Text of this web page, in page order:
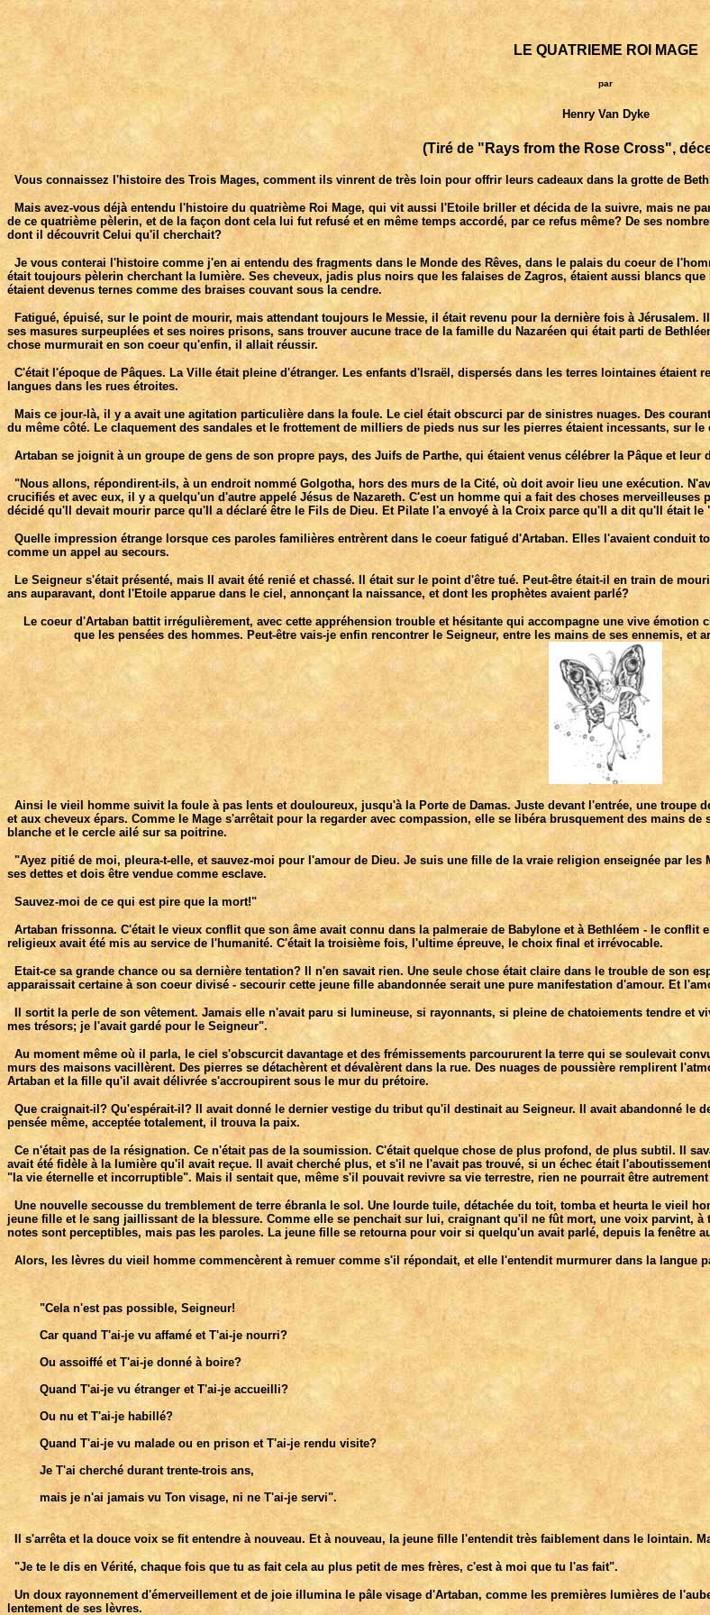
LE QUATRIEME ROI MAGE
par
Henry Van Dyke
(Tiré de "Rays from the Rose Cross",
Vous connaissez l'histoire des Trois Mages, comment ils vinrent de très loin pour offrir leurs cadeaux dans la grotte de
Mais avez-vous déjà entendu l'histoire du quatrième Roi Mage, qui vit aussi l'Etoile briller et décida de la suivre, mais ne
de ce quatrième pèlerin, et de la façon dont cela lui fut refusé et en même temps accordé, par ce refus même? De ses
dont il découvrit Celui qu'il cherchait?
Je vous conterai l'histoire comme j'en ai entendu des fragments dans le Monde des Rêves, dans le palais du coeur de
était toujours pèlerin cherchant la lumière. Ses cheveux, jadis plus noirs que les falaises de Zagros, étaient aussi blancs
étaient devenus ternes comme des braises couvant sous la cendre.
Fatigué, épuisé, sur le point de mourir, mais attendant toujours le Messie, il était revenu pour la dernière fois à
ses masures surpeuplées et ses noires prisons, sans trouver aucune trace de la famille du Nazaréen qui était parti de
chose murmurait en son coeur qu'enfin, il allait réussir.
C'était l'époque de Pâques. La Ville était pleine d'étranger. Les enfants d'Israël, dispersés dans les terres lointaines
langues dans les rues étroites.
Mais ce jour-là, il y a avait une agitation particulière dans la foule. Le ciel était obscurci par de sinistres nuages. Des
du même côté. Le claquement des sandales et le frottement de milliers de pieds nus sur les pierres étaient incessants, sur le
Artaban se joignit à un groupe de gens de son propre pays, des Juifs de Parthe, qui étaient venus célébrer la Pâque et
"Nous allons, répondirent-ils, à un endroit nommé Golgotha, hors des murs de la Cité, où doit avoir lieu une exécution.
crucifiés et avec eux, il y a quelqu'un d'autre appelé Jésus de Nazareth. C'est un homme qui a fait des choses
décidé qu'Il devait mourir parce qu'Il a déclaré être le Fils de Dieu. Et Pilate l'a envoyé à la Croix parce qu'Il a dit qu'Il était le
Quelle impression étrange lorsque ces paroles familières entrèrent dans le coeur fatigué d'Artaban. Elles l'avaient conduit
comme un appel au secours.
Le Seigneur s'était présenté, mais Il avait été renié et chassé. Il était sur le point d'être tué. Peut-être était-il en train de
ans auparavant, dont l'Etoile apparue dans le ciel, annonçant la naissance, et dont les prophètes avaient parlé?
Le coeur d'Artaban battit irrégulièrement, avec cette appréhension trouble et hésitante qui accompagne une vive
que les pensées des hommes. Peut-être vais-je enfin rencontrer le Seigneur, entre les mains de ses ennemis,
Ainsi le vieil homme suivit la foule à pas lents et douloureux, jusqu'à la Porte de Damas. Juste devant l'entrée, une troupe
et aux cheveux épars. Comme le Mage s'arrêtait pour la regarder avec compassion, elle se libéra brusquement des mains
blanche et le cercle ailé sur sa poitrine.
"Ayez pitié de moi, pleura-t-elle, et sauvez-moi pour l'amour de Dieu. Je suis une fille de la vraie religion enseignée par
ses dettes et dois être vendue comme esclave.
Sauvez-moi de ce qui est pire que la mort!"
Artaban frissonna. C'était le vieux conflit que son âme avait connu dans la palmeraie de Babylone et à Bethléem - le
religieux avait été mis au service de l'humanité. C'était la troisième fois, l'ultime épreuve, le choix final et irrévocable.
Etait-ce sa grande chance ou sa dernière tentation? Il n'en savait rien. Une seule chose était claire dans le trouble de son
apparaissait certaine à son coeur divisé - secourir cette jeune fille abandonnée serait une pure manifestation d'amour. Et
Il sortit la perle de son vêtement. Jamais elle n'avait paru si lumineuse, si rayonnants, si pleine de chatoiements tendre et
mes trésors; je l'avait gardé pour le Seigneur".
Au moment même où il parla, le ciel s'obscurcit davantage et des frémissements parcoururent la terre qui se soulevait
murs des maisons vacillèrent. Des pierres se détachèrent et dévalèrent dans la rue. Des nuages de poussière remplirent
Artaban et la fille qu'il avait délivrée s'accroupirent sous le mur du prétoire.
Que craignait-il? Qu'espérait-il? Il avait donné le dernier vestige du tribut qu'il destinait au Seigneur. Il avait abandonné le
pensée même, acceptée totalement, il trouva la paix.
Ce n'était pas de la résignation. Ce n'était pas de la soumission. C'était quelque chose de plus profond, de plus subtil. Il
avait été fidèle à la lumière qu'il avait reçue. Il avait cherché plus, et s'il ne l'avait pas trouvé, si un échec était
"la vie éternelle et incorruptible". Mais il sentait que, même s'il pouvait revivre sa vie terrestre, rien ne pourrait être autrement
Une nouvelle secousse du tremblement de terre ébranla le sol. Une lourde tuile, détachée du toit, tomba et heurta le vieil
jeune fille et le sang jaillissant de la blessure. Comme elle se penchait sur lui, craignant qu'il ne fût mort, une voix parvint,
notes sont perceptibles, mais pas les paroles. La jeune fille se retourna pour voir si quelqu'un avait parlé, depuis la fenêtre
Alors, les lèvres du vieil homme commencèrent à remuer comme s'il répondait, et elle l'entendit murmurer dans la langue
         "Cela n'est pas possible, Seigneur!
         Car quand T'ai-je vu affamé et T'ai-je nourri?
         Ou assoiffé et T'ai-je donné à boire?
         Quand T'ai-je vu étranger et T'ai-je accueilli?
         Ou nu et T'ai-je habillé?
         Quand T'ai-je vu malade ou en prison et T'ai-je rendu visite?
         Je T'ai cherché durant trente-trois ans,
         mais je n'ai jamais vu Ton visage, ni ne T'ai-je servi".
Il s'arrêta et la douce voix se fit entendre à nouveau. Et à nouveau, la jeune fille l'entendit très faiblement dans le lointain.
"Je te le dis en Vérité, chaque fois que tu as fait cela au plus petit de mes frères, c'est à moi que tu l'as fait".
Un doux rayonnement d'émerveillement et de joie illumina le pâle visage d'Artaban, comme les premières lumières de
lentement de ses lèvres.